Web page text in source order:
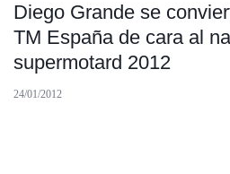
Diego Grande se
TM España de cara al
supermotard 2012
24/01/2012